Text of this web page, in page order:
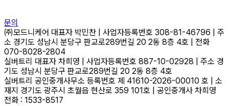
문의
㈜모드니케어 대표자 박민찬 사업자등록번호 308-81-46796
주
소 경기도 성남시 분당구 판교로289번길 20 2동 8층 4호
전화
070-8028-2804
실버트리 대표자 차희영 사업자등록번호 887-10-02928 주소 경
기도 성남시 분당구 판교로289번길 20 2동 8층 4호
실버트리 공인중개사무소 등록번호 제 41610-2026-00010 호
소
재지 경기도 광주시 초월읍 현산로 359 101호 공인중개사 차희영
전화 : 1533-8517